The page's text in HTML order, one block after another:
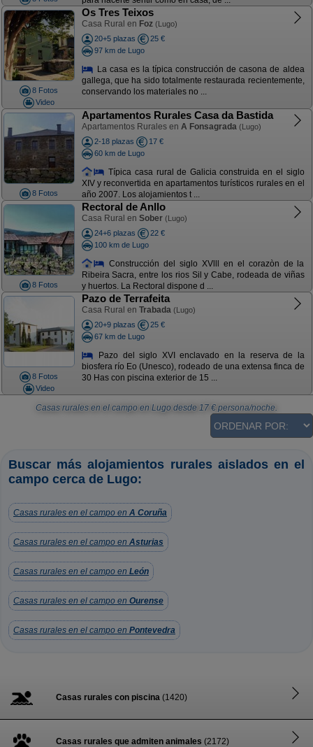
8 Fotos
Video
Os Tres Teixos
Casa Rural en Foz (Lugo)
20+5 plazas
25 €
97 km de Lugo
La casa es la típica construcción de casona de aldea
gallega, que ha sido totalmente restaurada recientemente,
conservando los materiales no ...
8 Fotos
Apartamentos Rurales Casa da Bastida
Apartamentos Rurales en A Fonsagrada (Lugo)
2-18 plazas
17 €
60 km de Lugo
Típica casa rural de Galicia construida en el siglo
XIV y reconvertida en apartamentos turísticos rurales en el
año 2007. Los alojamientos t ...
8 Fotos
Rectoral de Anllo
Casa Rural en Sober (Lugo)
24+6 plazas
22 €
100 km de Lugo
Construcción del siglo XVlll en el corazòn de la
Ribeira Sacra, entre los rios Sil y Cabe, rodeada de viñas
y huertos. La Rectoral dispone d ...
8 Fotos
Video
Pazo de Terrafeita
Casa Rural en Trabada (Lugo)
20+9 plazas
25 €
67 km de Lugo
Pazo del siglo XVI enclavado en la reserva de la
biosfera río Eo (Unesco), rodeado de una extensa finca de
30 Has con piscina exterior de 15 ...
Casas rurales en el campo en Lugo desde 17 € persona/noche.
Buscar más alojamientos rurales aislados en el
campo cerca de Lugo:
Casas rurales en el campo en A Coruña
Casas rurales en el campo en Asturias
Casas rurales en el campo en León
Casas rurales en el campo en Ourense
Casas rurales en el campo en Pontevedra
Casas rurales con piscina (1420)
Casas rurales que admiten animales (2172)